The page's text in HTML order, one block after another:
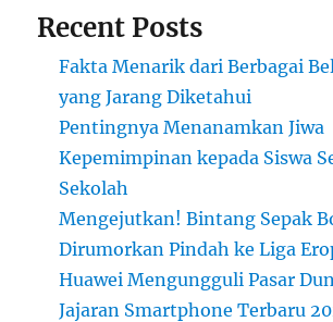
Recent Posts
Fakta Menarik dari Berbagai
yang Jarang Diketahui
Pentingnya Menanamkan Jiwa
Kepemimpinan kepada Siswa
Sekolah
Mengejutkan! Bintang Sepak
Dirumorkan Pindah ke Liga
Huawei Mengungguli Pasar
Jajaran Smartphone Terbaru